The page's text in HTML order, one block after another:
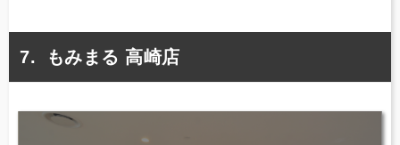
もみまる 高崎店